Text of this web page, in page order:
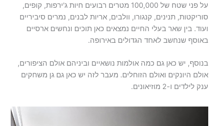
על פני שטח של 100,000 מטרים רבועים חיות ג'ירפות, קופים,
סוריקטות, תנינים, קנגורו, וולבים, אריות לבנים, נמרים סיביריים
ועוד. בין שאר בעלי החיים נמצאים כאן תוכים ונחשים ארסיים
באוסף שנחשב לאחד הגדולים באירופה.
בנוסף, יש כאן גם כמה אולמות נושאיים וביניהם אולם הציפורים,
אולם היונקים ואולם הזוחלים. מעבר לזה יש כאן גם גן משחקים
ענק לילדים ו-2 מוזיאונים.